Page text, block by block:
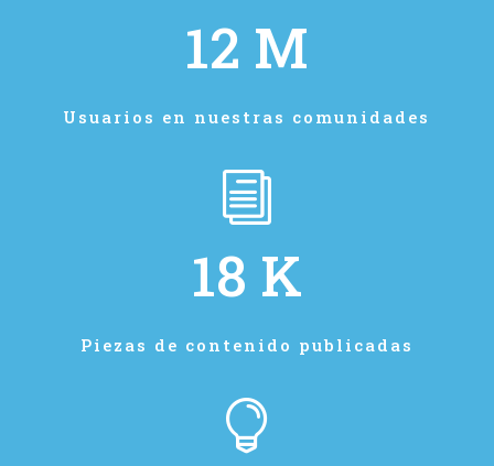
12 M
Usuarios en nuestras comunidades
i
18 K
Piezas de contenido publicadas
